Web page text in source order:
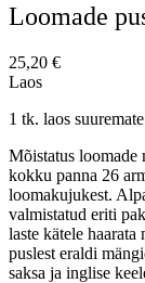
Loomade
25,20 €
Laos
1 tk. laos
Mõistatus loomade
kokku panna 26
loomakujukest.
valmistatud eriti
laste kätele haarata
puslest eraldi
saksa ja inglise